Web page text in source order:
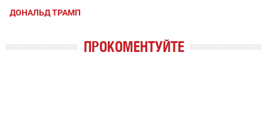
ДОНАЛЬД ТРАМП
ПРОКОМЕНТУЙТЕ